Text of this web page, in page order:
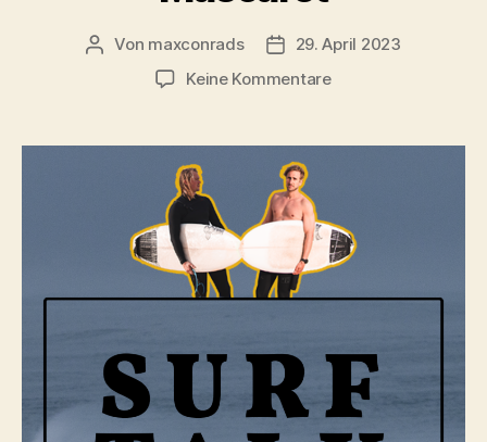
Beitragsautor
Von maxconrads Beitragsdatum
29. April 2023
Keine Kommentarezu
Bore
Frankreich
–
Le
Mascaret